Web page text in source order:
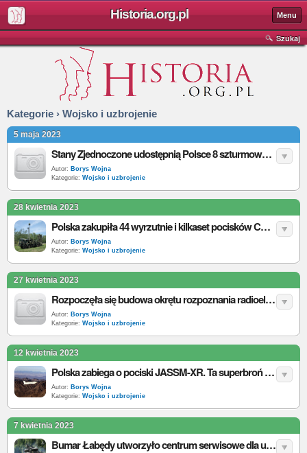
Historia.org.pl Menu
Szukaj
Kategorie › Wojsko i uzbrojenie
5 maja 2023
Stany Zjednoczone udostępnią Polsce 8 szturmowych helikopterów Apache
Autor: Borys Wojna
Kategorie: Wojsko i uzbrojenie
28 kwietnia 2023
Polska zakupiła 44 wyrzutnie i kilkaset pocisków CAMM za 1,9 mld funtów
Autor: Borys Wojna
Kategorie: Wojsko i uzbrojenie
27 kwietnia 2023
Rozpoczęła się budowa okrętu rozpoznania radioelektronicznego Delfin dla Wojska Polskiego
Autor: Borys Wojna
Kategorie: Wojsko i uzbrojenie
12 kwietnia 2023
Polska zabiega o pociski JASSM-XR. Ta superbroń ma 1900 km zasięgu
Autor: Borys Wojna
Kategorie: Wojsko i uzbrojenie
7 kwietnia 2023
Bumar Łabędy utworzyło centrum serwisowe dla ukraińskich czołgów T-64